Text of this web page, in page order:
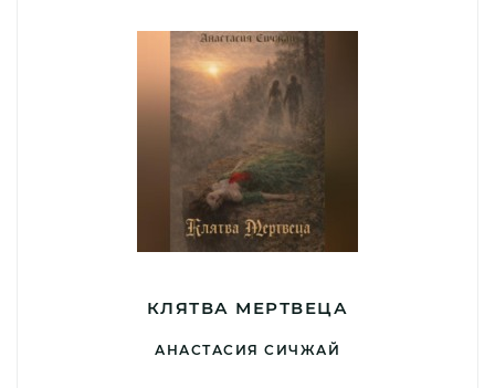
КЛЯТВА МЕРТВЕЦА
АНАСТАСИЯ СИЧЖАЙ